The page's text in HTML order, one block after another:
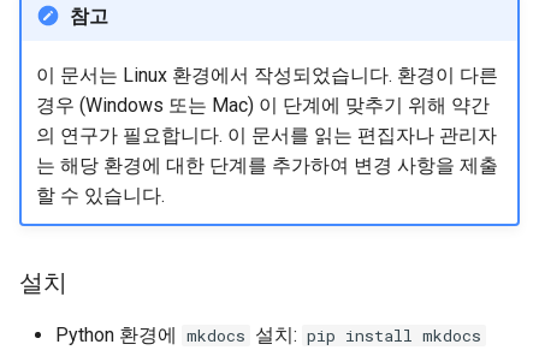
참고
이 문서는 Linux 환경에서 작성되었습니다. 환경이 다른
경우 (Windows 또는 Mac) 이 단계에 맞추기 위해 약간
의 연구가 필요합니다. 이 문서를 읽는 편집자나 관리자
는 해당 환경에 대한 단계를 추가하여 변경 사항을 제출
할 수 있습니다.
설치
Python 환경에 mkdocs 설치: pip install mkdocs